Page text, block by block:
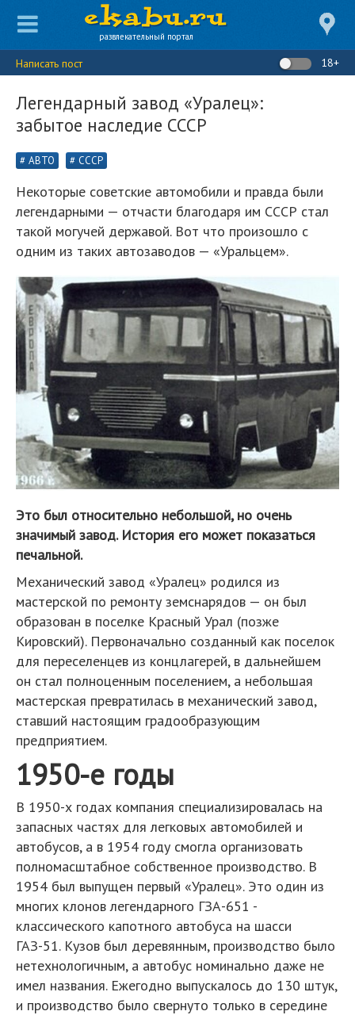
развлекательный портал
Написать пост 18+
Легендарный завод «Уралец»:
забытое наследие СССР
АВТО СССР
Некоторые советские автомобили и правда были
легендарными — отчасти благодаря им СССР стал
такой могучей державой. Вот что произошло с
одним из таких автозаводов — «Уральцем».
Это был относительно небольшой, но очень
значимый завод. История его может показаться
печальной.
Механический завод «Уралец» родился из
мастерской по ремонту земснарядов — он был
образован в поселке Красный Урал (позже
Кировский). Первоначально созданный как поселок
для переселенцев из концлагерей, в дальнейшем
он стал полноценным поселением, а небольшая
мастерская превратилась в механический завод,
ставший настоящим градообразующим
предприятием.
1950-е годы
В 1950-х годах компания специализировалась на
запасных частях для легковых автомобилей и
автобусов, а в 1954 году смогла организовать
полномасштабное собственное производство. В
1954 был выпущен первый «Уралец». Это один из
многих клонов легендарного ГЗА-651 -
классического капотного автобуса на шасси
ГАЗ-51. Кузов был деревянным, производство было
нетехнологичным, а автобус номинально даже не
имел названия. Ежегодно выпускалось до 130 штук,
и производство было свернуто только в середине